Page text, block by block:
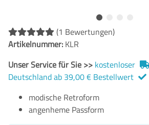
(1 Bewertungen)
Artikelnummer: KLR
Unser Service für Sie >> kostenloser
Deutschland ab 39,00 € Bestellwert
modische Retroform
angenheme Passform